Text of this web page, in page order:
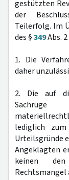
gestützten
der
Teilerfolg. Im
des §349Abs.
1. Die
daher
2. Die auf
Sachrüge
lediglich
Urteilsgründe
Angeklagten
keinen den
Rechtsmangel